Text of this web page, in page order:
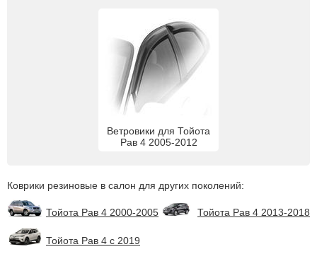
Ветровики для Тойота
Рав 4 2005-2012
Коврики резиновые в салон для других поколений:
Тойота Рав 4 2000-2005 Тойота Рав 4 2013-2018
Тойота Рав 4 с 2019